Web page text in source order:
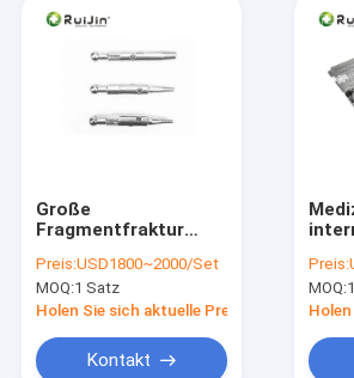
Große
Fragmentfraktur
Orthopädischer
chirurgischer
Instrumentensatz
Preis:USD1800~2000/Set
MOQ:1 Satz
Holen Sie sich aktuelle Preis
Kontakt
für
Preis:
MOQ:
Holen